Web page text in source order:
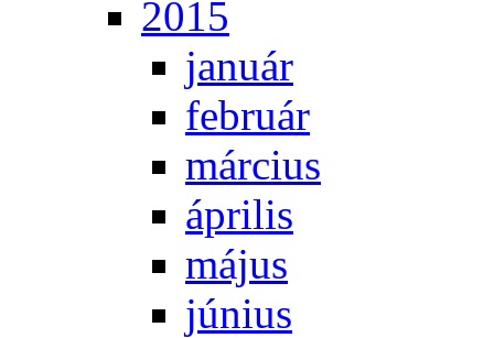
2015
ja­nu­ár
feb­ru­ár
már­ci­us
áp­ri­lis
má­jus
jú­ni­us